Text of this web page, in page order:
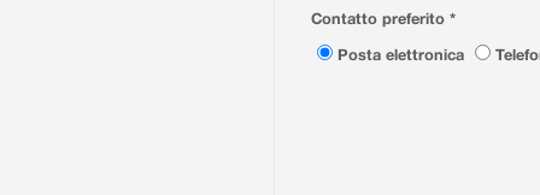
Contatto preferito *
Posta elettronica